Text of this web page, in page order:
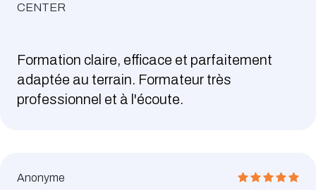
CENTER
Formation claire, efficace et parfaitement
adaptée au terrain. Formateur très
professionnel et à l'écoute.
Anonyme